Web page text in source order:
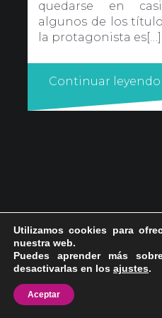
quedarse en
algunos de los
la protagonista es[…]
Continuar leyendo
Utilizamos cookies para
nuestra web.
Puedes aprender más
desactivarlas en los ajustes.
Aceptar